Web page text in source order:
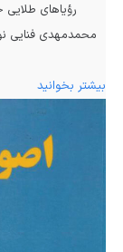
رؤیاهای
محمدمهدی فنایی
بیشتر بخوانید